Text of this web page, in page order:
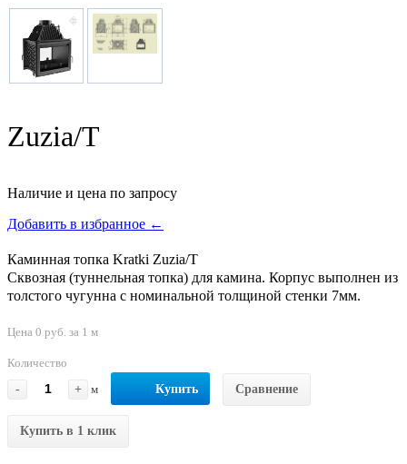
Zuzia/T
Наличие и цена по запросу
Добавить в избранное ←
Каминная топка Kratki Zuzia/T
Сквозная (туннельная топка) для камина. Корпус выполнен из
толстого чугунна с номинальной толщиной стенки 7мм.
Цена 0 руб. за 1 м
Количество
-
+ м Купить Сравнение
Купить в 1 клик